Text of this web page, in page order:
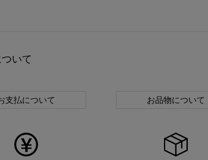
いて
支払について お品物について